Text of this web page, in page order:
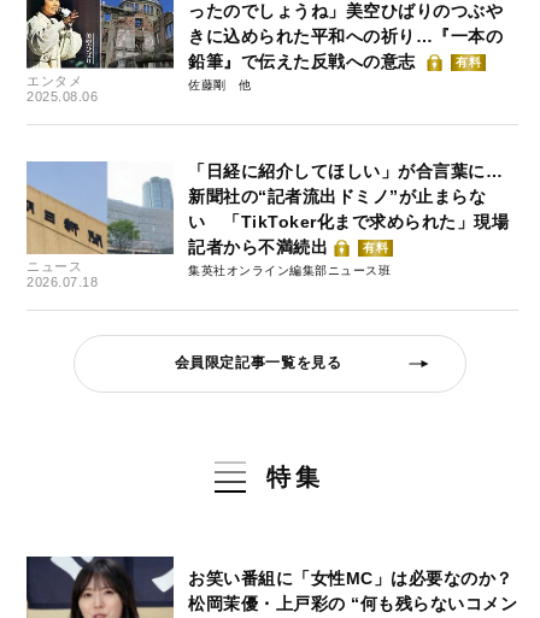
エンタメ
2025.08.06
ったのでしょうね」美空ひばりのつぶや
きに込められた平和への祈り…『一本の
鉛筆』で伝えた反戦への意志
有料
佐藤剛
ニュース
2026.07.18
「日経に紹介してほしい」が合言葉に…
新聞社の“記者流出ドミノ”が止まらな
い 「TikToker化まで求められた」現場
記者から不満続出
有料
集英社オンライン編集部ニュース班
会員限定記事一覧を見る
特集
お笑い番組に「女性MC」は必要なのか？
松岡茉優・上戸彩の “何も残らないコメン